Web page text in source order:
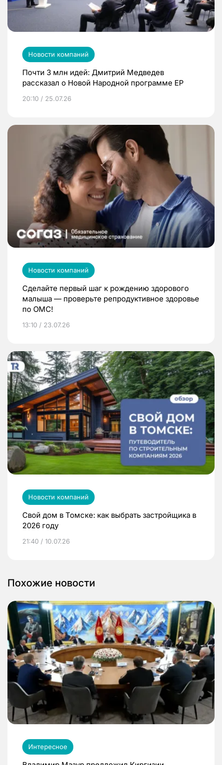
Новости компаний
Почти 3 млн идей: Дмитрий Медведев
рассказал о Новой Народной программе ЕР
20:10 / 25.07.26
Новости компаний
Сделайте первый шаг к рождению здорового
малыша — проверьте репродуктивное здоровье
по ОМС!
13:10 / 23.07.26
Новости компаний
Свой дом в Томске: как выбрать застройщика в
2026 году
21:40 / 10.07.26
Похожие новости
Интересное